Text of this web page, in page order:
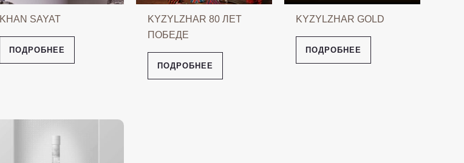
KHAN SAYAT
ПОДРОБНЕЕ
KYZYLZHAR 80 ЛЕТ
ПОБЕДЕ
ПОДРОБНЕЕ
KYZYLZHAR GOLD
ПОДРОБНЕЕ